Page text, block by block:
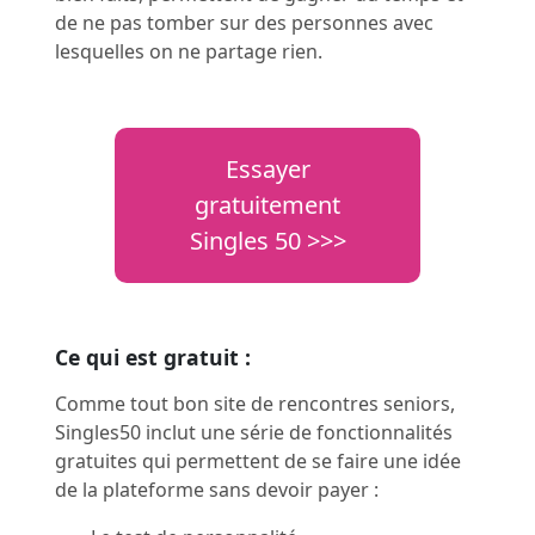
de ne pas tomber sur des personnes avec
lesquelles on ne partage rien.
Essayer
gratuitement
Singles 50 >>>
Ce qui est gratuit :
Comme tout bon site de rencontres seniors,
Singles50 inclut une série de fonctionnalités
gratuites qui permettent de se faire une idée
de la plateforme sans devoir payer :